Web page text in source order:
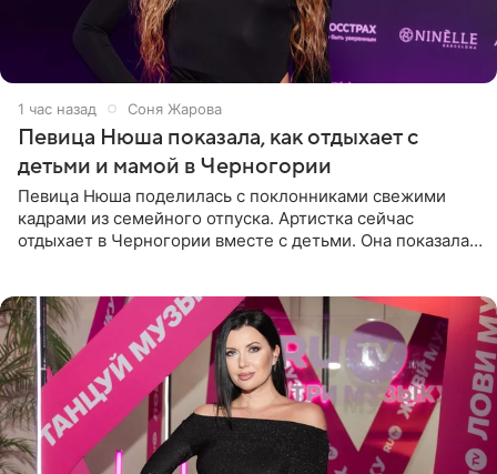
1 час назад Соня Жарова
Певица Нюша показала, как отдыхает с
детьми и мамой в Черногории
Певица Нюша поделилась с поклонниками свежими
кадрами из семейного отпуска. Артистка сейчас
отдыхает в Черногории вместе с детьми. Она показала,